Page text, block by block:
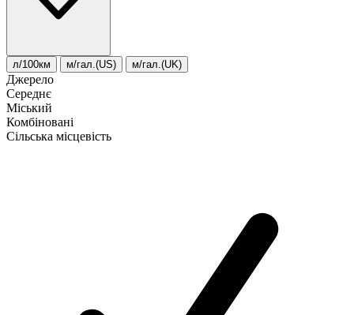
л/100км м/гал.(US) м/гал.(UK)
Джерело
Середнє
Міський
Комбіновані
Сільська місцевість